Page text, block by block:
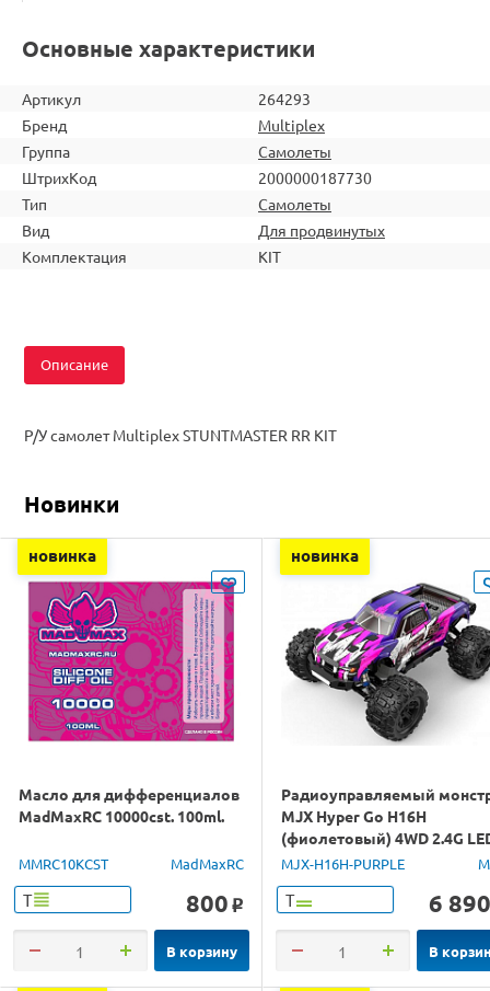
Основные характеристики
Артикул
264293
Бренд
Multiplex
Группа
Самолеты
ШтрихКод
2000000187730
Тип
Самолеты
Вид
Для продвинутых
Комплектация
KIT
Описание
Р/У самолет Multiplex STUNTMASTER RR KIT
Новинки
новинка
Масло для дифференциалов
MadMaxRC 10000cst. 100ml.
MMRC10KCST MadMaxRC
Т 800 o
В корзину
новинка
Радиоуправляемый
MJX Hyper Go H16H
(фиолетовый) 4WD 2.4G
GPS 1/16 RTR
MJX-H16H-PURPLE
Т 6 890
В